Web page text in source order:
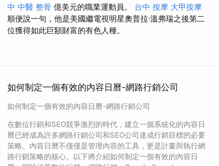
中 中醫 整骨 億美元的職業運動員。 台中 按摩 大甲按摩
順便說一句，他是美國繼電視明星奧普拉·溫弗瑞之後第二
位獲得如此巨額財富的有色人種。
如何制定一個有效的內容日曆-網路行銷公司
如何制定一個有效的內容日曆-網路行銷公司
在數位行銷和SEO競爭激烈的時代，建立一個系統化的內容日
曆已經成為許多網路行銷公司和SEO公司達成行銷目標的必要
策略。內容日曆不僅僅是管理內容的工具，更是計畫與執行網
路行銷策略的核心。以下將介紹如何制定一個有效的內容日